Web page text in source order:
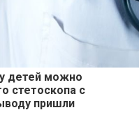
детей можно
стетоскопа с
пришли